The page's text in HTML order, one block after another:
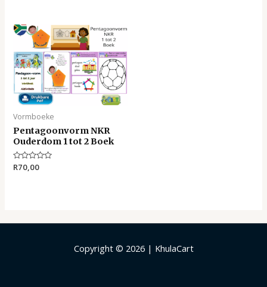
Vormboeke
Pentagoonvorm NKR
Ouderdom 1 tot 2 Boek
Rated
R70,00
Copyright © 2026 | KhulaCart